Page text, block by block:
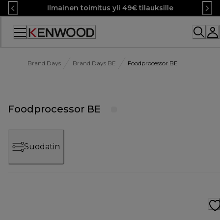
Skip
to
Content
Ilmainen toimitus yli 49€ tilauksille
Brand Days Brand Days BE Foodprocessor BE
Foodprocessor BE
Suodatin